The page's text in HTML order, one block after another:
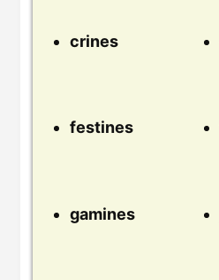
crines
festines
gamines